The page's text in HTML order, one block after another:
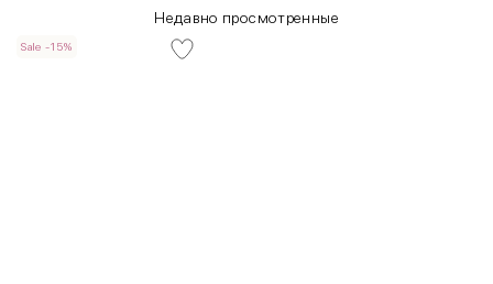
Недавно просмотренные
Sale -15%